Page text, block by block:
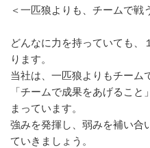
＜一匹狼よりも、チームで戦
どんなに力を持っていても、
ります。
当社は、一匹狼よりもチーム
「チームで成果をあげるこ
まっています。
強みを発揮し、弱みを補い合
ていきましょう。